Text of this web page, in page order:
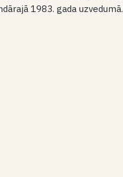
1983. gada uzvedumā.